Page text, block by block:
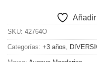
SKU: 42764O
Categorías: +3 años